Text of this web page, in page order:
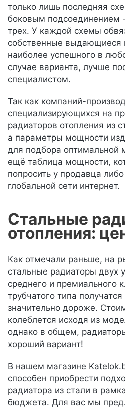
только лишь последняя
боковым подсоединением
трех. У каждой схемы
собственные выдающиеся
наиболее успешного в
случае варианта, лучше
специалистом.
Так как компаний-
специализирующихся на
радиаторов отопления из
а параметры мощности
для подбора оптимальной
ещё таблица мощности,
попросить у продавца
глобальной сети интернет.
Стальные
отопления:
Как отмечали раньше, на
стальные радиаторы двух
среднего и премиального
трубчатого типа
значительно дороже.
колеблется исходя из
однако в общем,
хороший вариант!
В нашем магазине
способен приобрести
радиатора из стали в
бюджета. Для вас мы